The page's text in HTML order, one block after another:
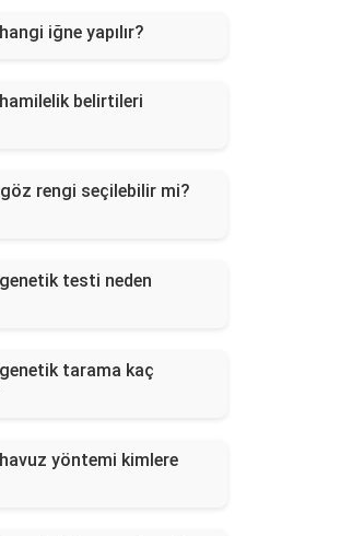
iğne yapılır?
belirtileri
rengi seçilebilir mi?
testi neden
tarama kaç
yöntemi kimlere